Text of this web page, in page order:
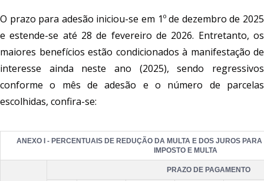
O prazo para adesão iniciou-se em 1º de dezembro de 2025
e estende-se até 28 de fevereiro de 2026. Entretanto, os
maiores benefícios estão condicionados à manifestação de
interesse ainda neste ano (2025), sendo regressivos
conforme o mês de adesão e o número de parcelas
escolhidas, confira-se:
ANEXO I - PERCENTUAIS DE REDUÇÃO DA MULTA E DOS JUROS
IMPOSTO E MULTA
PRAZO DE PAGAMENTO